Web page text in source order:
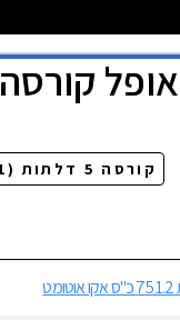
אופל קורסה 5 דלתות